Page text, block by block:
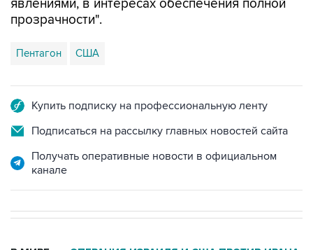
Пентагон США
Подписаться на рассылку главных новостей сайта
Получать оперативные новости в официальном